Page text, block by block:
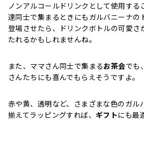
ノンアルコールドリンクとして使用する
達同士で集まるときにもガルバニーナの
登場させたら、ドリンクボトルの可愛さ
たれるかもしれませんね。
また、ママさん同士で集まるお茶会でも
さんたちにも喜んでもらえそうですよ。
赤や黄、透明など、さまざまな色のガル
揃えてラッピングすれば、 ギフトにも最